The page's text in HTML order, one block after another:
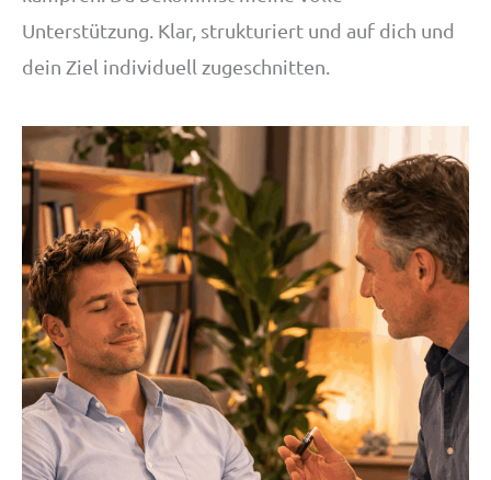
Unterstützung. Klar, strukturiert und auf dich und
dein Ziel individuell zugeschnitten.